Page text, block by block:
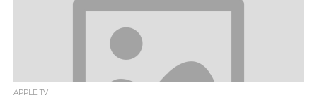
APPLE TV